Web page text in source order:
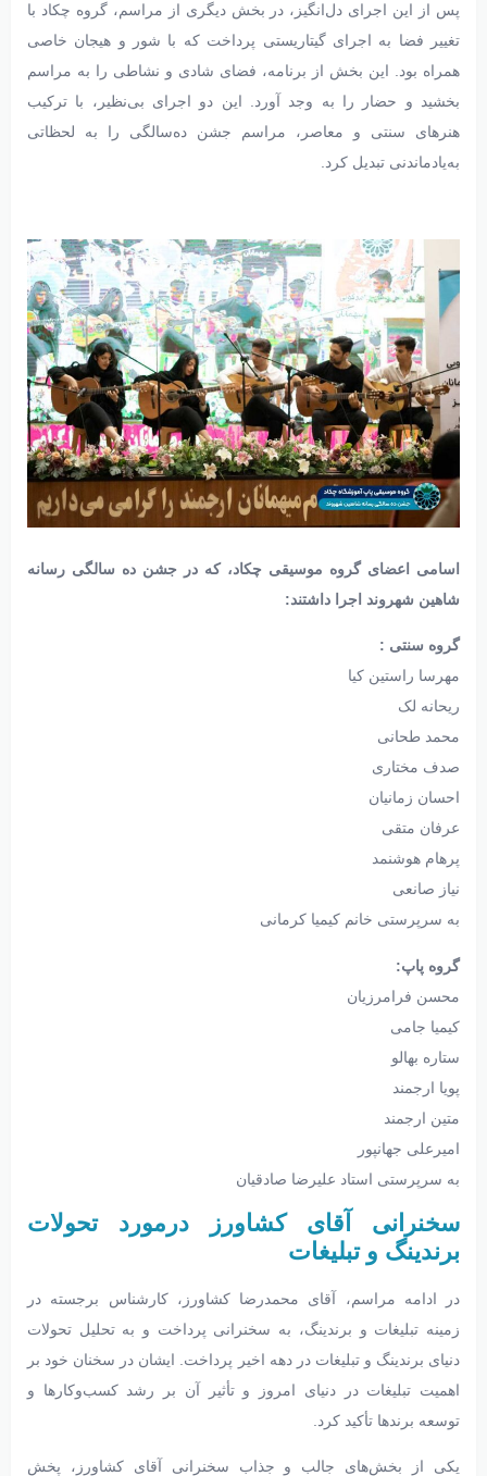
پس از این اجرای دل‌انگیز، در بخش دیگری از مراسم، گروه چکاد با
تغییر فضا به اجرای گیتاریستی پرداخت که با شور و هیجان خاصی
همراه بود. این بخش از برنامه، فضای شادی و نشاطی را به مراسم
بخشید و حضار را به وجد آورد. این دو اجرای بی‌نظیر، با ترکیب
هنرهای سنتی و معاصر، مراسم جشن ده‌سالگی را به لحظاتی
به‌یادماندنی تبدیل کرد.
اسامی اعضای گروه موسیقی چکاد، که در جشن ده سالگی رسانه
شاهین شهروند اجرا داشتند:
گروه سنتی :
مهرسا راستین کیا
ریحانه لک
محمد طحانی
صدف مختاری
احسان زمانیان
عرفان متقی
پرهام هوشنمد
نیاز صانعی
به سرپرستی خانم کیمیا کرمانی
گروه پاپ:
محسن فرامرزیان
کیمیا جامی
ستاره بهالو
پویا ارجمند
متین ارجمند
امیرعلی جهانپور
به سرپرستی استاد علیرضا صادقیان
سخنرانی آقای کشاورز درمورد تحولات
برندینگ و تبلیغات
در ادامه مراسم، آقای محمدرضا کشاورز، کارشناس برجسته در
زمینه تبلیغات و برندینگ، به سخنرانی پرداخت و به تحلیل تحولات
دنیای برندینگ و تبلیغات در دهه اخیر پرداخت. ایشان در سخنان خود بر
اهمیت تبلیغات در دنیای امروز و تأثیر آن بر رشد کسب‌وکارها و
توسعه برندها تأکید کرد.
یکی از بخش‌های جالب و جذاب سخنرانی آقای کشاورز، پخش